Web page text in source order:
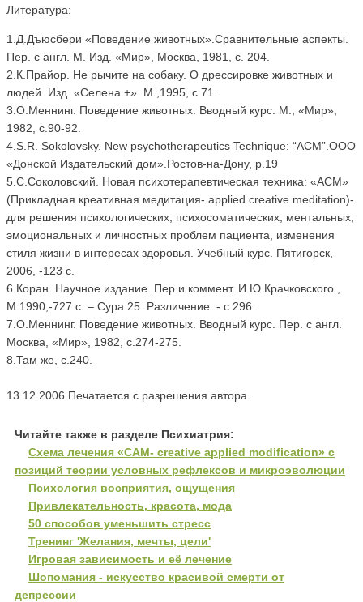
Литература:
1.Д.Дъюсбери «Поведение животных».Сравнительные аспекты.
Пер. с англ. М. Изд. «Мир», Москва, 1981, с. 204.
2.К.Прайор. Не рычите на собаку. О дрессировке животных и
людей. Изд. «Селена +». М.,1995, с.71.
3.О.Меннинг. Поведение животных. Вводный курс. М., «Мир»,
1982, с.90-92.
4.S.R. Sokolovsky. New psychotherapeutics Technique: “ACM”.OOO
«Донской Издательский дом».Ростов-на-Дону, p.19
5.С.Соколовский. Новая психотерапевтическая техника: «АСМ»
(Прикладная креативная медитация- applied creative meditation)-
для решения психологических, психосоматических, ментальных,
эмоциональных и личностных проблем пациента, изменения
стиля жизни в интересах здоровья. Учебный курс. Пятигорск,
2006, -123 с.
6.Коран. Научное издание. Пер и коммент. И.Ю.Крачковского.,
М.1990,-727 с. – Сура 25: Различение. - с.296.
7.O.Меннинг. Поведение животных. Вводный курс. Пер. с англ.
Москва, «Мир», 1982, с.274-275.
8.Там же, с.240.
13.12.2006.Печатается с разрешения автора
Читайте также в разделе Психиатрия:
Схема лечения «САМ- creative applied modification» с
позиций теории условных рефлексов и микроэволюции
Психология восприятия, ощущения
Привлекательность, красота, мода
50 способов уменьшить стресс
Тренинг 'Желания, мечты, цели'
Игровая зависимость и её лечение
Шопомания - искусство красивой смерти от
депрессии